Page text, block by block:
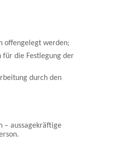
offengelegt werden;
die Festlegung der
durch den
– aussagekräftige